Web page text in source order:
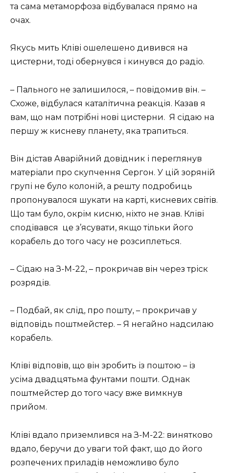
та сама метаморфоза відбувалася прямо на
очах.
Якусь мить Кліві ошелешено дивився на
цистерни, тоді обернувся і кинувся до радіо.
– Пального не залишилося, – повідомив він. –
Схоже, відбулася каталітична реакція. Казав я
вам, що нам потрібні нові цистерни. Я сідаю на
першу ж кисневу планету, яка трапиться.
Він дістав Аварійний довідник і переглянув
матеріали про скупчення Сергон. У цій зоряній
групі не було колоній, а решту подробиць
пропонувалося шукати на карті, кисневих світів.
Що там було, окрім кисню, ніхто не знав. Кліві
сподівався це з’ясувати, якщо тільки його
корабель до того часу не розсиплеться.
– Сідаю на З-М-22, – прокричав він через тріск
розрядів.
– Подбай, як слід, про пошту, – прокричав у
відповідь поштмейстер. – Я негайно надсилаю
корабель.
Кліві відповів, що він зробить із поштою – із
усіма двадцятьма фунтами пошти. Однак
поштмейстер до того часу вже вимкнув
прийом.
Кліві вдало приземлився на З-М-22: винятково
вдало, беручи до уваги той факт, що до його
розпечених приладів неможливо було